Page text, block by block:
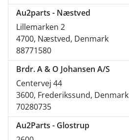
Au2parts - Næstved
Lillemarken 2
4700, Næstved, Denmark
88771580
Brdr. A & O Johansen A/S
Centervej 44
3600, Frederikssund, Denmark
70280735
Au2Parts - Glostrup